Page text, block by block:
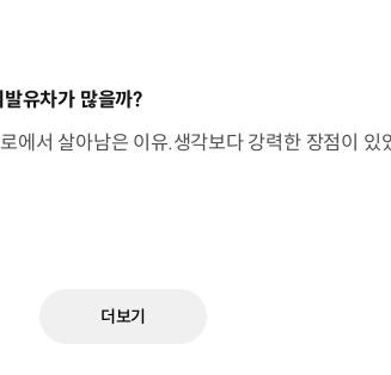
유차가 많을까?
더보기